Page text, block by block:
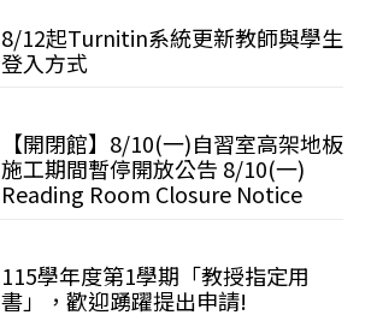
8/12起Turnitin系統更新教師與學生
登入方式
【開閉館】8/10(一)自習室高架地板
施工期間暫停開放公告 8/10(一)
Reading Room Closure Notice
115學年度第1學期「教授指定用
書」，歡迎踴躍提出申請!